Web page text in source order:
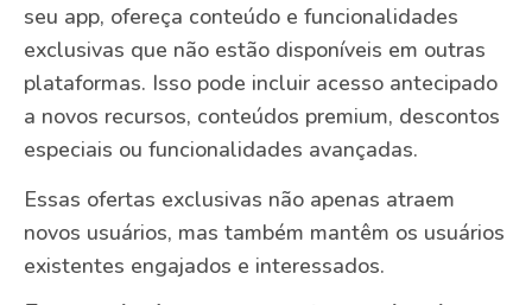
seu app, ofereça conteúdo e funcionalidades
exclusivas que não estão disponíveis em outras
plataformas. Isso pode incluir acesso antecipado
a novos recursos, conteúdos premium, descontos
especiais ou funcionalidades avançadas.
Essas ofertas exclusivas não apenas atraem
novos usuários, mas também mantêm os usuários
existentes engajados e interessados.